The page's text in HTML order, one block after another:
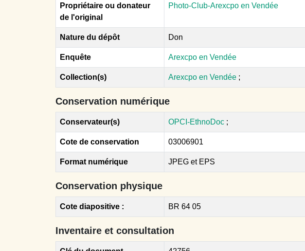
Propriétaire ou donateur
de l'original
Photo-Club-Arexcpo en Vendée
Nature du dépôt Don
Enquête Arexcpo en Vendée
Collection(s) Arexcpo en Vendée ;
Conservation numérique
Conservateur(s) OPCI-EthnoDoc ;
Cote de conservation 03006901
Format numérique JPEG et EPS
Conservation physique
Cote diapositive : BR 64 05
Inventaire et consultation